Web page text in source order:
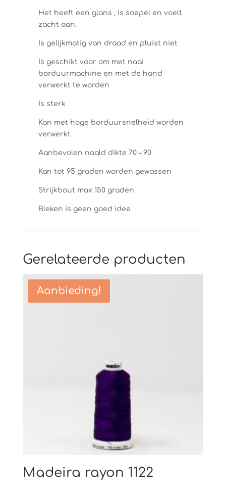
Het heeft een glans , is soepel en voelt
zacht aan.
Is gelijkmatig van draad en pluist niet
Is geschikt voor om met naai
borduurmachine en met de hand
verwerkt te worden
Is sterk
Kan met hoge borduursnelheid worden
verwerkt
Aanbevolen naald dikte 70 – 90
Kan tot 95 graden worden gewassen
Strijkbout max 150 graden
Bleken is geen goed idee
Gerelateerde producten
Aanbieding!
Madeira rayon 1122